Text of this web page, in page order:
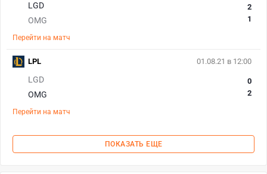
LGD
OMG
2
1
Перейти на матч
01.08.21 в 12:00
LGD
OMG
0
2
Перейти на матч
LPL
ПОКАЗАТЬ ЕЩЕ